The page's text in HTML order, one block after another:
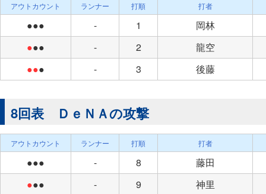
アウトカウント ランナー 打順 打者
●●● - 1
岡林
●●● - 2
龍空
●●● - 3 後藤
8回表 ＤｅＮＡの攻撃
アウトカウント ランナー 打順 打者
●●● - 8
藤田
●●● - 9
神里